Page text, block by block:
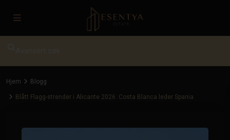
Hjem Blogg
Blått Flagg-strender i Alicante 2026: Costa Blanca leder Spania